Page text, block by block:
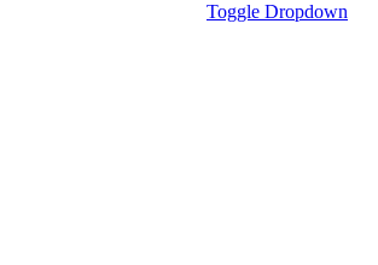
Toggle Dropdown